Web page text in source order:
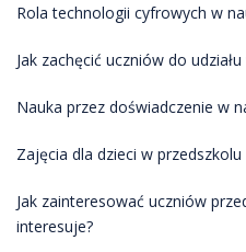
Rola technologii cyfrowych w
Jak zachęcić uczniów do
Nauka przez doświadczenie w
Zajęcia dla dzieci w przedszkolu
Jak zainteresować uczniów
interesuje?